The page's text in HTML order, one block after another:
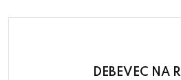
DEBEVEC NA